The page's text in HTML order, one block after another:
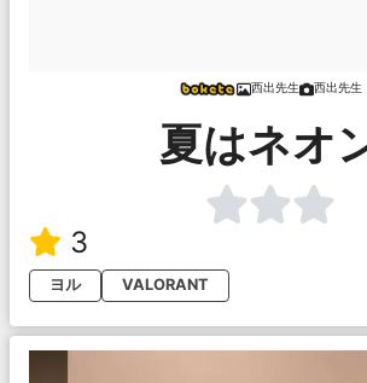
西出先生 西出先生
夏はネオ
3
ヨル
VALORANT